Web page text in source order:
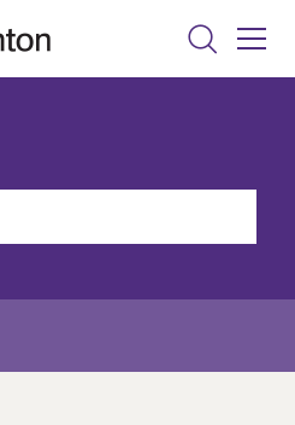
Search
Menu